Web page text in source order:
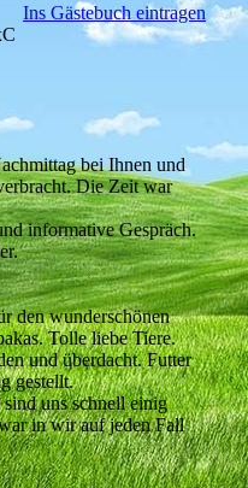
Ins Gästebuch eintragen
bei Ihnen und
Die Zeit war
informative Gespräch.
den wunderschönen
Tolle liebe Tiere.
und überdacht. Futter
gestellt.
uns schnell einig
in wir auf jeden Fall